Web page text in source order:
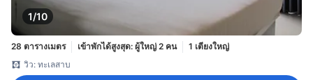
1/10
28 ตารางเมตร เข้าพักได้สูงสุด: ผู้ใหญ่ 2 คน
1 เตียงใหญ่
วิว: ทะเลสาบ